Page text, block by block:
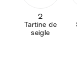
2
Tartine de
seigle